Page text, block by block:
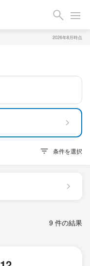
2026年8月時点
条件を選択
9 件の結果